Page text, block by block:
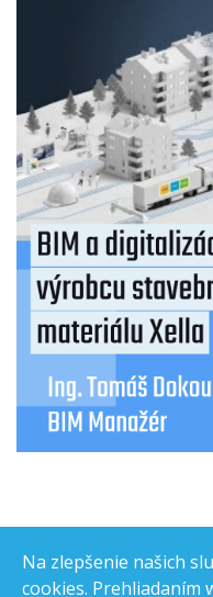
Na zlepšenie našich
cookies. Prehliadaním